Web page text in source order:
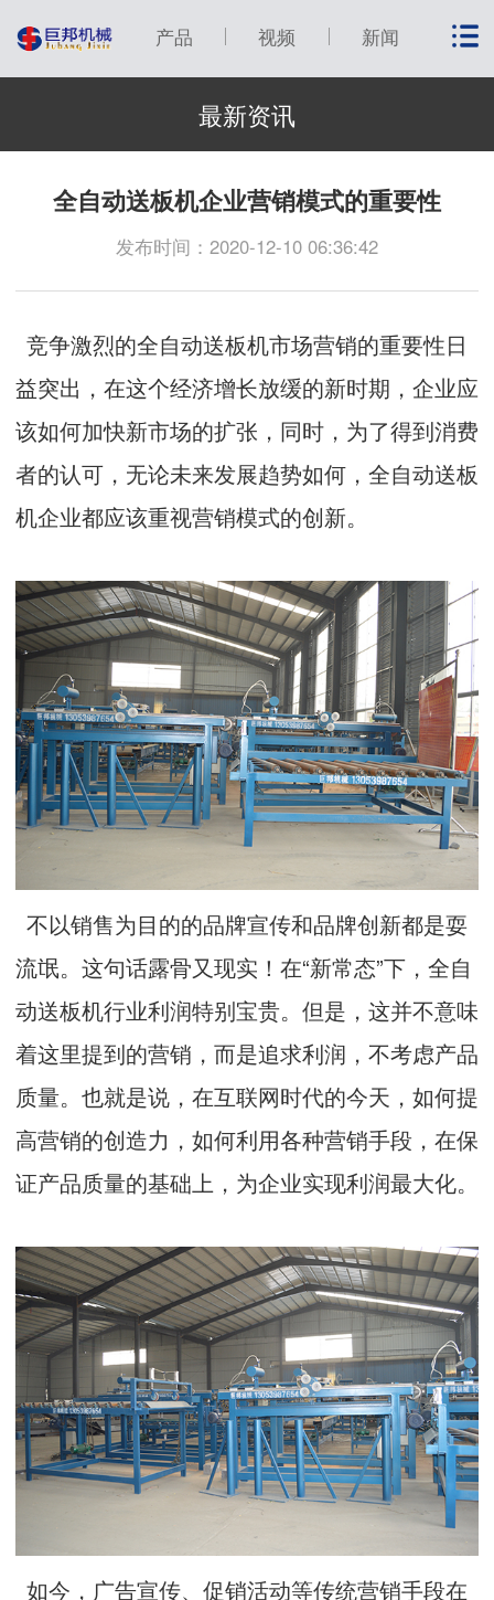
产品 视频 新闻
最新资讯
全自动送板机企业营销模式的重要性
发布时间：2020-12-10 06:36:42
竞争激烈的全自动送板机市场营销的重要性日
益突出，在这个经济增长放缓的新时期，企业应
该如何加快新市场的扩张，同时，为了得到消费
者的认可，无论未来发展趋势如何，全自动送板
机企业都应该重视营销模式的创新。
不以销售为目的的品牌宣传和品牌创新都是耍
流氓。这句话露骨又现实！在“新常态”下，全自
动送板机行业利润特别宝贵。但是，这并不意味
着这里提到的营销，而是追求利润，不考虑产品
质量。也就是说，在互联网时代的今天，如何提
高营销的创造力，如何利用各种营销手段，在保
证产品质量的基础上，为企业实现利润最大化。
如今，广告宣传、促销活动等传统营销手段在